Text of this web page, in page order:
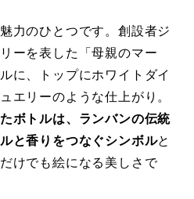
力のひとつです。創設者ジ
ーを表した「母親のマー
に、トップにホワイトダイ
エリーのような仕上がり。
ボトルは、ランバンの伝統
と香りをつなぐシンボルと
けでも絵になる美しさで